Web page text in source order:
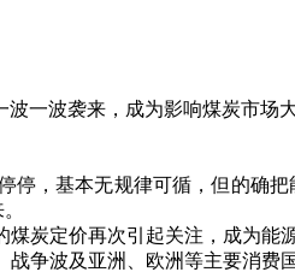
波袭来，成为影响煤炭市场
基本无规律可循，但的确把
定价再次引起关注，成为能
争波及亚洲、欧洲等主要消费